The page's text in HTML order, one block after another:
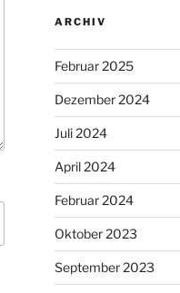
ARCHIV
Februar 2025
Dezember 2024
Juli 2024
April 2024
Februar 2024
Oktober 2023
September 2023